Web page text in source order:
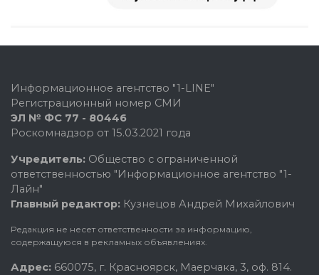
Информационное агентство "1-LINE"
Регистрационный номер СМИ
ЭЛ № ФС 77 - 80446
Роскомнадзор от 15.03.2021 года
Учредитель: Общество с ограниченной
ответственностью "Информационное агентство "1-
Лайн"
Главный редактор: Кузнецов Андрей Михайлович
Редакция не несет ответственности за информацию,
содержащуюся в рекламных объявлениях.
Адрес: 660075, г. Красноярск, Маерчака, 3, оф. 814.